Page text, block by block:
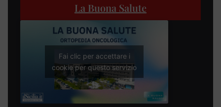
La Buona Salute
Fai clic per accettare i
cookie per questo servizio